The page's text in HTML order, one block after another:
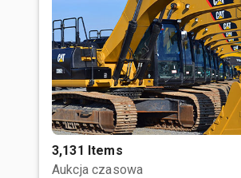
3,131 Items
Aukcja czasowa